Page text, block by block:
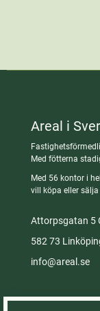
Areal i
Med fötterna
Med 56 kontor i
vill köpa eller
Attorpsgatan 5
582 73
info@areal.se
Integritetspolicy